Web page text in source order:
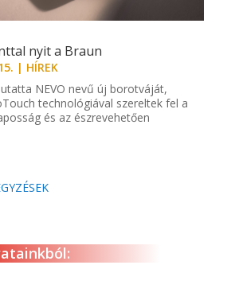
nyit a Braun
| HÍREK
NEVO nevű új borotváját,
technológiával szereltek fel a
és az észrevehetően